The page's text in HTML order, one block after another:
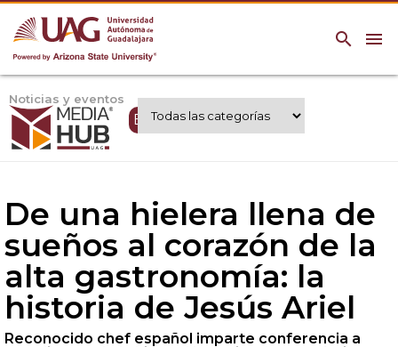
menu
search
Noticias y eventos
Expertos UAG
De una hielera llena de
sueños al corazón de la
alta gastronomía: la
historia de Jesús Ariel
Reconocido chef español imparte conferencia a